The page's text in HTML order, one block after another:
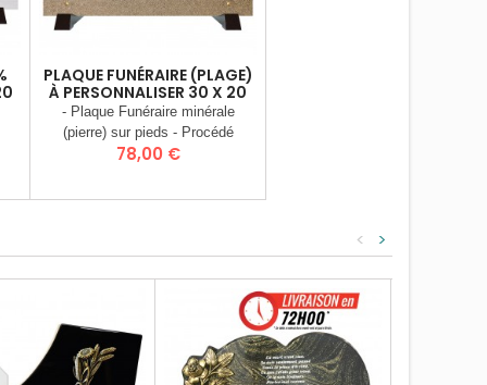
PLAQUE FUNÉRAIRE (PLAGE)
À PERSONNALISER 30 X 20
CM
- Plaque Funéraire minérale
(pierre) sur pieds - Procédé
d’inclusion d’image dans la pierre
Plaque livrée entièrement montée
Prix
78,00 €
>
<